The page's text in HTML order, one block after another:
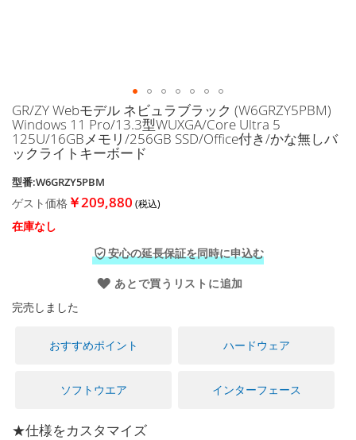
イ
メ
ー
ジ
ャ
ラ
リ
ー
に
移
GR/ZY Webモデル ネビュラブラック (W6GRZY5PBM)
Windows 11 Pro/13.3型WUXGA/Core Ultra 5
125U/16GBメモリ/256GB SSD/Office付き/かな無しバ
ックライトキーボード
型番:W6GRZY5PBM
ゲスト価格 ￥209,880
在庫なし
安心の延長保証を同時に申込む
あとで買うリストに追加
完売しました
おすすめポイント ハードウェア
ソフトウエア インターフェース
★仕様をカスタマイズ